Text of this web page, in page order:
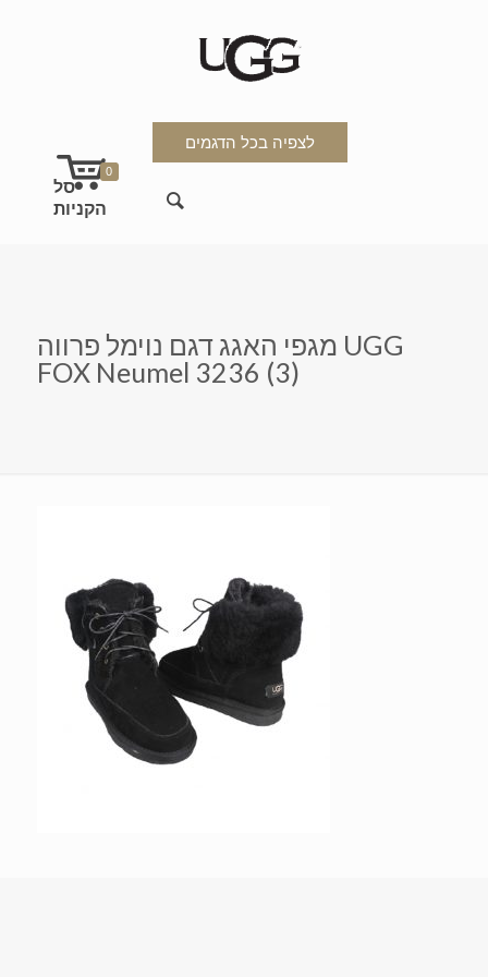
לצפיה בכל הדגמים
0
מגפי האגג דגם נוימל פרווה UGG
FOX Neumel 3236 (3)